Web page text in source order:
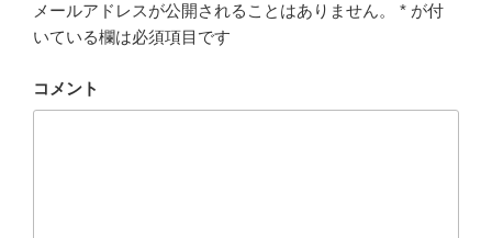
メールアドレスが公開されることはありません。 * が付
いている欄は必須項目です
コメント